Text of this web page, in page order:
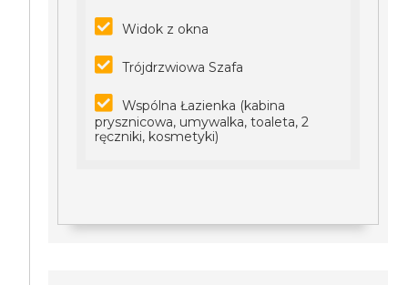
Widok z okna
Trójdrzwiowa Szafa
Wspólna Łazienka (kabina
prysznicowa, umywalka, toaleta, 2
ręczniki, kosmetyki)